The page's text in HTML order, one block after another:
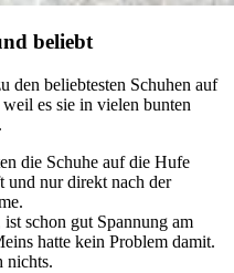
beliebt
den beliebtesten Schuhen auf
es sie in vielen bunten
die Schuhe auf die Hufe
und nur direkt nach der
schon gut Spannung am
hatte kein Problem damit.
nichts.